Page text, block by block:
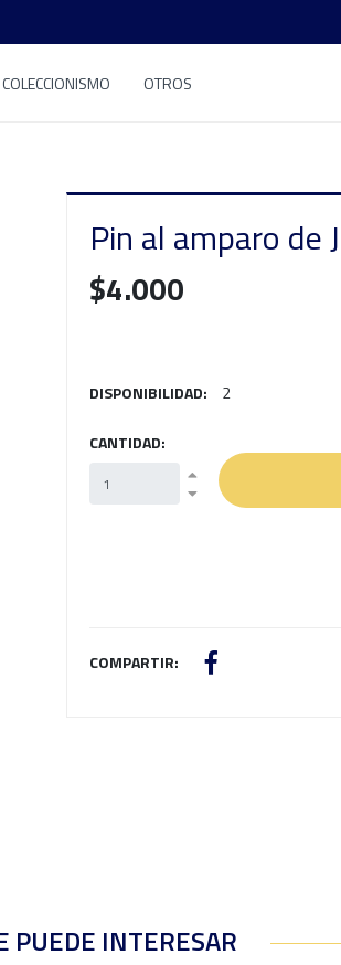
COLECCIONISMO OTROS
Pin al amparo de
$4.000
DISPONIBILIDAD: 2
CANTIDAD:
COMPARTIR:
PUEDE INTERESAR